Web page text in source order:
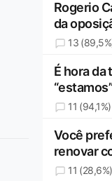
Rogerio
da
13
É hora
11 (94,1%)
Você
renovar
11 (28,6%)